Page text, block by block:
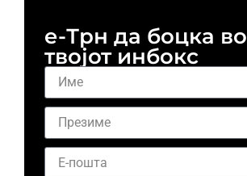
е-Трн да боцка во
твојот инбокс